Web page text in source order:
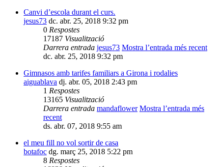
Canvi d’escola durant el curs.
jesus73 dc. abr. 25, 2018 9:32 pm
0 Respostes
17187 Visualització
Darrera entrada jesus73 Mostra l’entrada més recent
dc. abr. 25, 2018 9:32 pm
Gimnasos amb tarifes familiars a Girona i rodalies
aiguablava dj. abr. 05, 2018 2:43 pm
1 Respostes
13165 Visualització
Darrera entrada mandaflower Mostra l’entrada més
recent
ds. abr. 07, 2018 9:55 am
el meu fill no vol sortir de casa
botafoc dg. març 25, 2018 5:22 pm
8 Respostes